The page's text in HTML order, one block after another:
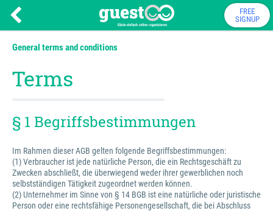
FREE
SIGNUP
General terms and conditions
Terms
§ 1 Begriffsbestimmungen
Im Rahmen dieser AGB gelten folgende Begriffsbestimmungen:
(1) Verbraucher ist jede natürliche Person, die ein Rechtsgeschäft zu
Zwecken abschließt, die überwiegend weder ihrer gewerblichen noch
selbstständigen Tätigkeit zugeordnet werden können.
(2) Unternehmer im Sinne von § 14 BGB ist eine natürliche oder juristische
Person oder eine rechtsfähige Personengesellschaft, die bei Abschluss